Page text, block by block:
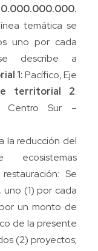
temática se
uno por cada
describe a
1:Pacífico, Eje
territorial 2:
Centro Sur –
la reducción del
ecosistemas
Se
(1) por cada
un monto de
de la presente
(2) proyectos;